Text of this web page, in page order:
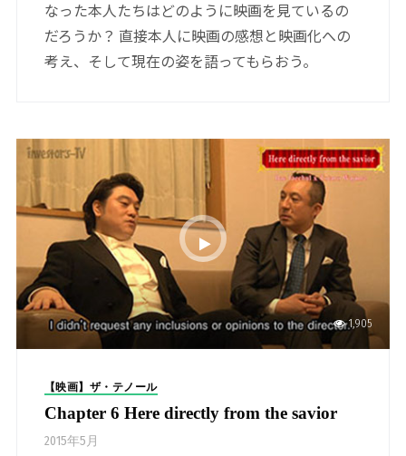
なった本人たちはどのように映画を見ているの
だろうか？ 直接本人に映画の感想と映画化への
考え、そして現在の姿を語ってもらおう。
1,905
【映画】ザ・テノール
Chapter 6 Here directly from the savior
2015年5月